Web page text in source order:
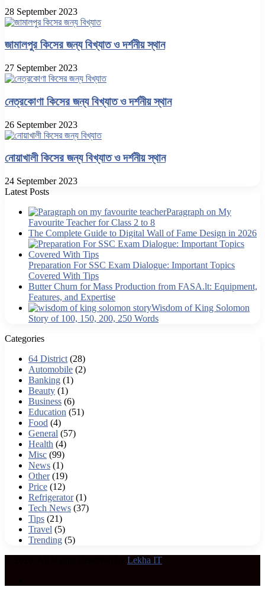
28 September 2023
জামালপুর কিসের জন্য বিখ্যাত ও দর্শনীয় স্থান
27 September 2023
নেত্রকোণা কিসের জন্য বিখ্যাত ও দর্শনীয় স্থান
26 September 2023
নোয়াখালী কিসের জন্য বিখ্যাত ও দর্শনীয় স্থান
24 September 2023
Latest Posts
Paragraph on My
Favourite Teacher for Class 2 to 8
The Complete Guide to Digital Wall of Fame Design in 2026
Preparation For SSC Exam Dialogue: Important Topics
Covered With Tips
Butter Churn for Mass Production from FASA.lt: Equipment,
Features, and Expertise
Wisdom of King Solomon
Story of 100, 150, 200, 250 Words
Categories
64 District (28)
Automobile (2)
Banking (1)
Beauty (1)
Business (6)
Education (51)
Food (4)
General (57)
Health (4)
Misc (99)
News (1)
Other(19)
Price (12)
Refrigerator(1)
Tech News (37)
Tips (21)
Travel (5)
Trending (5)
Lekha IT